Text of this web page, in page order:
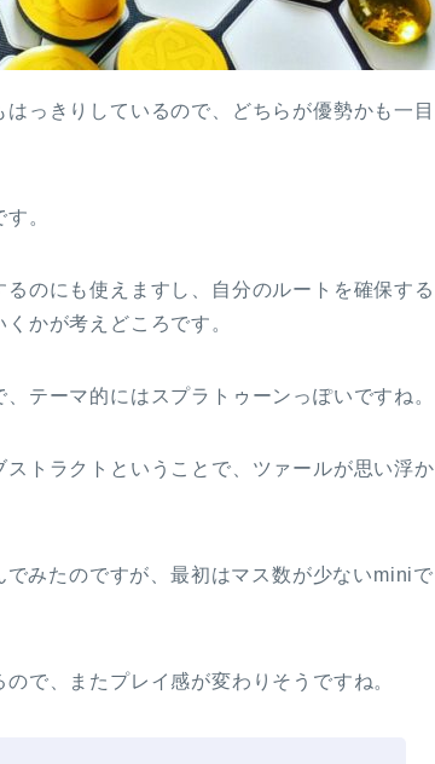
っきりしているので、どちらが優勢かも一目
。
のにも使えますし、自分のルートを確保する
かが考えどころです。
テーマ的にはスプラトゥーンっぽいですね。
トラクトということで、ツァールが思い浮か
みたのですが、最初はマス数が少ないminiで
で、またプレイ感が変わりそうですね。